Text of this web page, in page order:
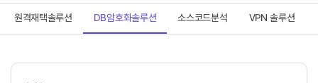
원격재택솔루션 DB암호화솔루션 소스코드분석 VPN 솔루션